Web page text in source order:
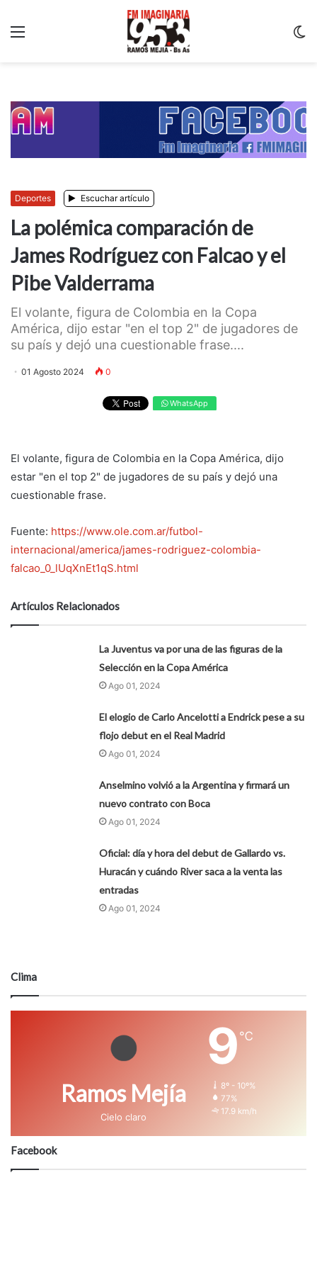
Deportes Escuchar artículo
La polémica comparación de
James Rodríguez con Falcao y el
Pibe Valderrama
El volante, figura de Colombia en la Copa
América, dijo estar "en el top 2" de jugadores de
su país y dejó una cuestionable frase....
01 Agosto 2024 0
WhatsApp
El volante, figura de Colombia en la Copa América, dijo
estar "en el top 2" de jugadores de su país y dejó una
cuestionable frase.
Fuente: https://www.ole.com.ar/futbol-
internacional/america/james-rodriguez-colombia-
falcao_0_lUqXnEt1qS.html
Artículos Relacionados
La Juventus va por una de las figuras de la
Selección en la Copa América
Ago 01, 2024
El elogio de Carlo Ancelotti a Endrick pese a su
flojo debut en el Real Madrid
Ago 01, 2024
Anselmino volvió a la Argentina y firmará un
nuevo contrato con Boca
Ago 01, 2024
Oficial: día y hora del debut de Gallardo vs.
Huracán y cuándo River saca a la venta las
entradas
Ago 01, 2024
Clima
Ramos Mejía
Cielo claro
9 ℃
8º - 10º%
77%
17.9 km/h
Facebook